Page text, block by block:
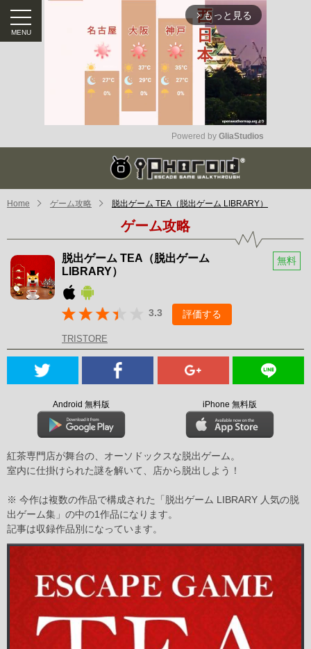
arrow_forward_ios もっと見る
Mute
Powered by GliaStudios
Home ゲーム攻略 脱出ゲーム TEA（脱出ゲーム LIBRARY）
ゲーム攻略
脱出ゲーム TEA（脱出ゲーム
LIBRARY）
無料
3.3 評価する
TRISTORE
Android 無料版 iPhone 無料版
紅茶専門店が舞台の、オーソドックスな脱出ゲーム。
室内に仕掛けられた謎を解いて、店から脱出しよう！
※ 今作は複数の作品で構成された「脱出ゲーム LIBRARY 人気の脱
出ゲーム集」の中の1作品になります。
記事は収録作品別になっています。